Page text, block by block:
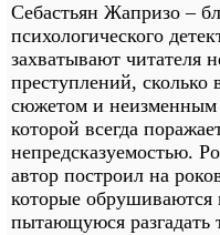
Себастьян Жапризо –
психологического
захватывают читателя
преступлений, сколько
сюжетом и неизменным
которой всегда
непредсказуемостью.
автор построил на
которые обрушиваются
пытающуюся разгадать